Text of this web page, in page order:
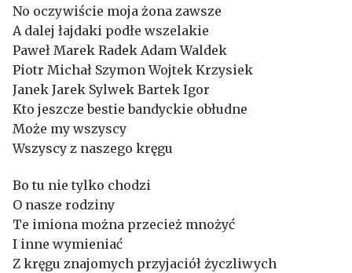
No oczywiście moja żona zawsze
A dalej łajdaki podłe wszelakie
Paweł Marek Radek Adam Waldek
Piotr Michał Szymon Wojtek Krzysiek
Janek Jarek Sylwek Bartek Igor
Kto jeszcze bestie bandyckie obłudne
Może my wszyscy
Wszyscy z naszego kręgu
Bo tu nie tylko chodzi
O nasze rodziny
Te imiona można przecież mnożyć
I inne wymieniać
Z kręgu znajomych przyjaciół życzliwych